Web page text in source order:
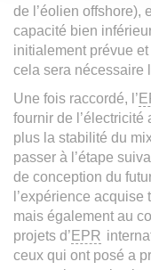
de l’éolien offshore),
capacité bien
initialement prévue
cela sera nécessaire
Une fois raccordé, l’
fournir de l’électricité
plus la stabilité du
passer à l’étape
de conception du
l’expérience
mais également au
projets d’ EPR
ceux qui ont posé a